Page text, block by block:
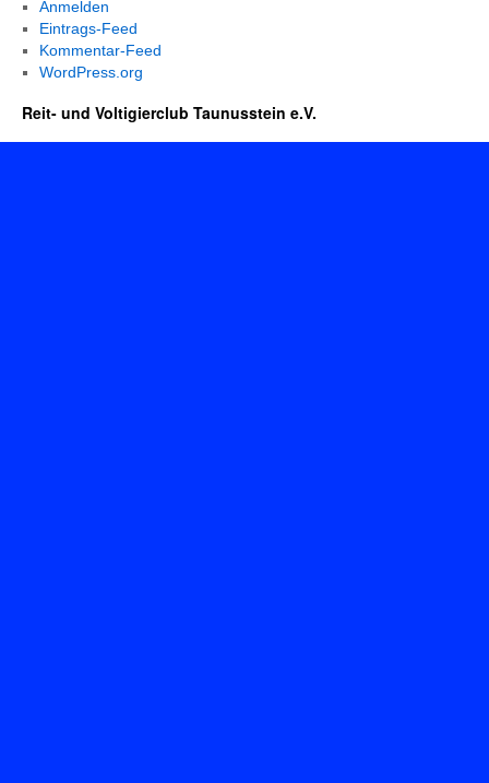
Anmelden
Eintrags-Feed
Kommentar-Feed
WordPress.org
Reit- und Voltigierclub Taunusstein e.V.